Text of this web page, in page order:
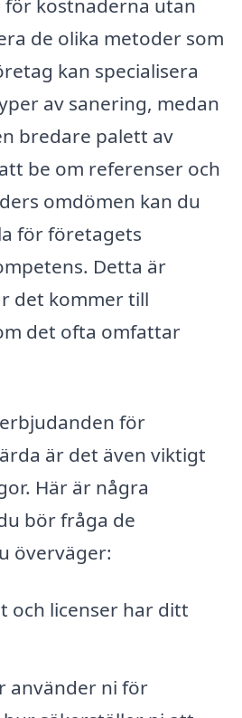
kostnaderna utan
de olika metoder som
kan specialisera
av sanering, medan
bredare palett av
be om referenser och
omdömen kan du
för företagets
Detta är
det kommer till
det ofta omfattar
för
är det även viktigt
Här är några
bör fråga de
överväger:
och licenser har ditt
använder ni för